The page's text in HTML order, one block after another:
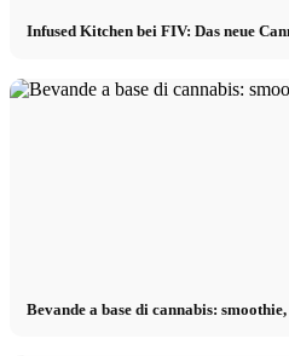
Infused Kitchen bei FIV: Das neue
Bevande a base di cannabis: